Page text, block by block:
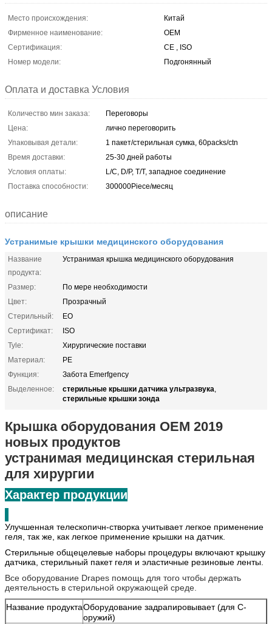
Место происхождения:
Китай
Фирменное наименование:
OEM
Сертификация:
CE , ISO
Номер модели:
Подгонянный
Оплата и доставка Условия
Количество мин заказа:
Переговоры
Цена:
лично переговорить
Упаковывая детали:
1 пакет/стерильная сумка, 60packs/ctn
Время доставки:
25-30 дней работы
Условия оплаты:
L/C, D/P, T/T, западное соединение
Поставка способности:
300000Piece/месяц
описание
Устранимые крышки медицинского оборудования
Название
продукта:
Устранимая крышка медицинского оборудования
Размер:
По мере необходимости
Цвет:
Прозрачный
Стерильный:
EO
Сертификат:
ISO
Tyle:
Хирургические поставки
Материал:
PE
Функция:
Забота Emerfgency
Выделенное:
стерильные крышки датчика ультразвука,
стерильные крышки зонда
Крышка оборудования OEM 2019
новых продуктов
устранимая медицинская стерильная
для хирургии
Характер продукции
Улучшенная телескопичн-створка учитывает легкое применение
геля, так же, как легкое применение крышки на датчик.
Стерильные общецелевые наборы процедуры включают крышку
датчика, стерильный пакет геля и эластичные резиновые ленты.
Все оборудование Drapes помощь для того чтобы держать
деятельность в стерильной окружающей среде.
Название продуктаОборудование задрапировывает (для C-
оружий)